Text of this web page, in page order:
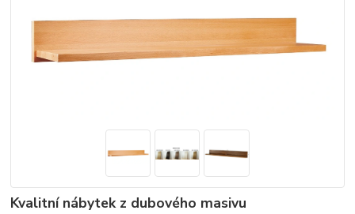
Kvalitní nábytek z dubového masivu